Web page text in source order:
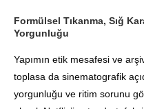
Formülsel Tıkanma, Sığ
Yorgunluğu
Yapımın etik mesafesi ve
toplasa da sinematografik
yorgunluğu ve ritim sorunu